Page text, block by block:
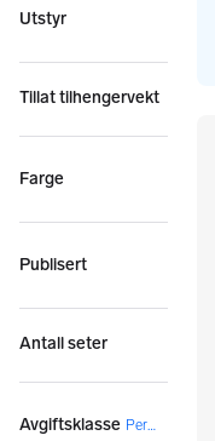
Utstyr
Tillat tilhengervekt
Farge
Publisert
Antall seter
Avgiftsklasse Personbil